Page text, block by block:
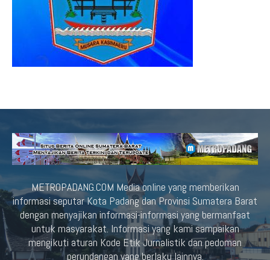
METROPADANG.COM Media online yang memberikan
informasi seputar Kota Padang dan Provinsi Sumatera Barat
dengan menyajikan informasi-informasi yang bermanfaat
untuk masyarakat. Informasi yang kami sampaikan
mengikuti aturan Kode Etik Jurnalistik dan pedoman
perundangan yang berlaku lainnya.